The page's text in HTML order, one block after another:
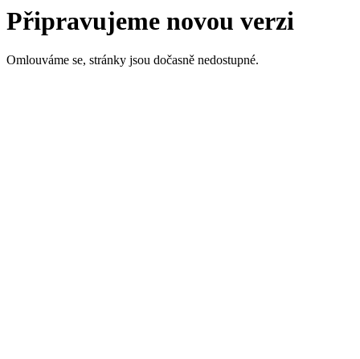
Připravujeme novou verzi
Omlouváme se, stránky jsou dočasně nedostupné.